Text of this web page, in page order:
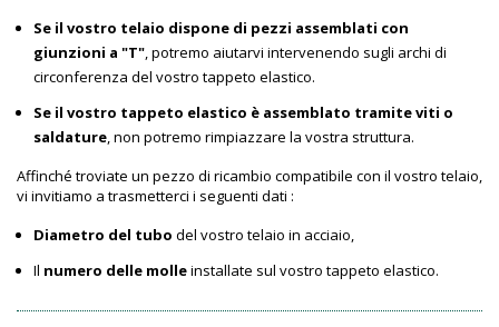
Se il vostro telaio dispone di pezzi assemblati con
giunzioni a "T" , potremo aiutarvi intervenendo sugli archi di
circonferenza del vostro tappeto elastico.
Se il vostro tappeto elastico è assemblato tramite viti o
saldature , non potremo rimpiazzare la vostra struttura.
Affinché troviate un pezzo di ricambio compatibile con il vostro telaio,
vi invitiamo a trasmetterci i seguenti dati :
Diametro del tubo del vostro telaio in acciaio,
Il numero delle molleinstallate sul vostro tappeto elastico.